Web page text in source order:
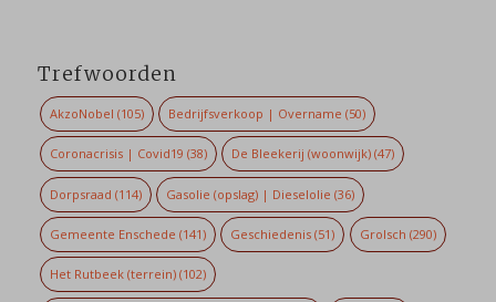
Trefwoorden
AkzoNobel (105) Bedrijfsverkoop | Overname (50)
Coronacrisis | Covid19 (38) De Bleekerij (woonwijk) (47)
Dorpsraad (114) Gasolie (opslag) | Dieselolie (36)
Gemeente Enschede (141) Geschiedenis (51) Grolsch (290)
Het Rutbeek (terrein)(102)